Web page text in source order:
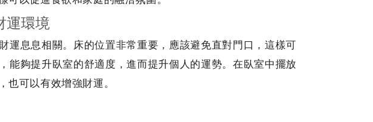
運環境
運息息相關。床的位置非常重要，應該避免直對門口，這樣可
能夠提升臥室的舒適度，進而提升個人的運勢。在臥室中擺放
可以有效增強財運。